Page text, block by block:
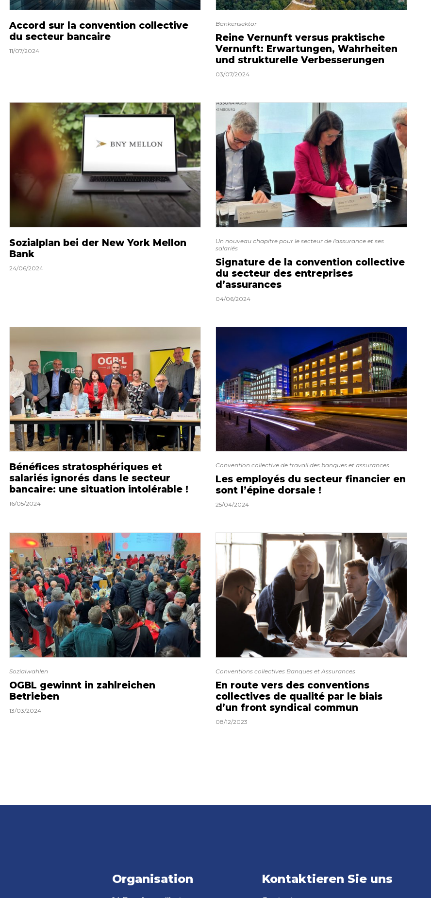
Accord sur la convention collective
du secteur bancaire
11/07/2024
Bankensektor
Reine Vernunft versus praktische
Vernunft: Erwartungen, Wahrheiten
und strukturelle Verbesserungen
03/07/2024
Sozialplan bei der New York Mellon
Bank
24/06/2024
Un nouveau chapitre pour le secteur de l'assurance et ses
salariés
Signature de la convention collective
du secteur des entreprises
d’assurances
04/06/2024
Bénéfices stratosphériques et
salariés ignorés dans le secteur
bancaire: une situation intolérable !
16/05/2024
Convention collective de travail des banques et assurances
Les employés du secteur financier en
sont l’épine dorsale !
25/04/2024
Sozialwahlen
OGBL gewinnt in zahlreichen
Betrieben
13/03/2024
Conventions collectives Banques et Assurances
En route vers des conventions
collectives de qualité par le biais
d’un front syndical commun
08/12/2023
Organisation Kontaktieren Sie uns